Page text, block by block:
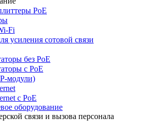
РоЕ
Fi
усиления сотовой связи
без РоЕ
с РоЕ
модули)
с PoE
оборудование
связи и вызова персонала